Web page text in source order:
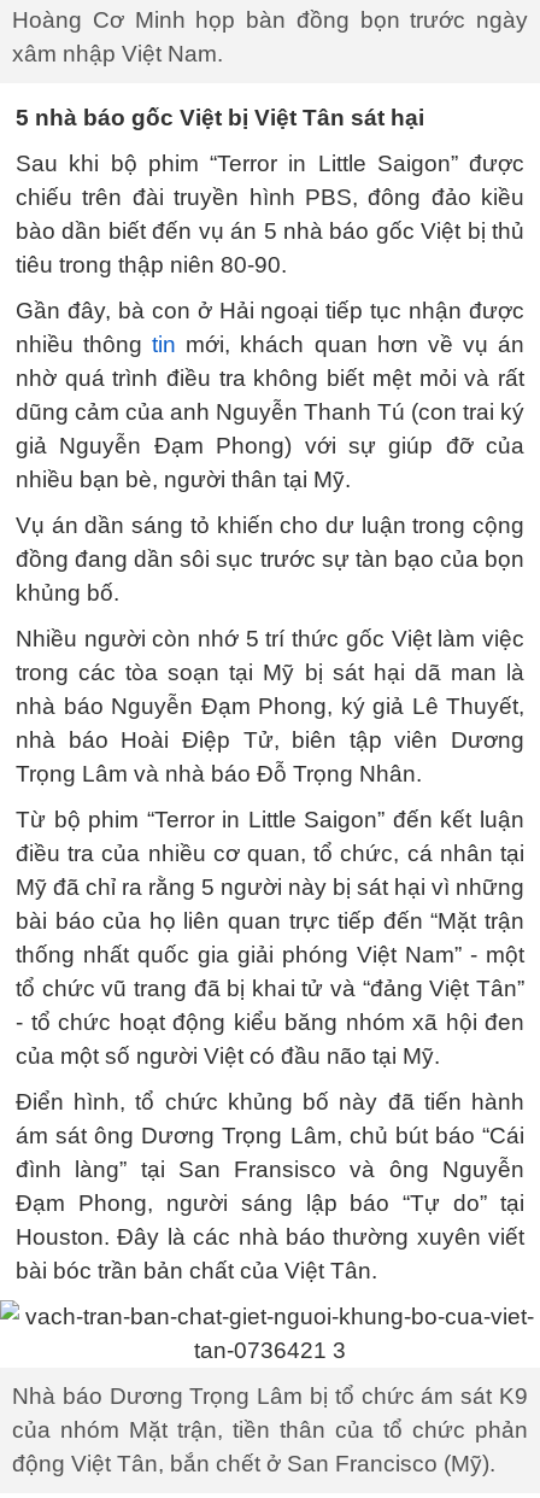
Hoàng Cơ Minh họp bàn đồng bọn trước ngày
xâm nhập Việt Nam.
5 nhà báo gốc Việt bị Việt Tân sát hại
Sau khi bộ phim “Terror in Little Saigon” được
chiếu trên đài truyền hình PBS, đông đảo kiều
bào dần biết đến vụ án 5 nhà báo gốc Việt bị thủ
tiêu trong thập niên 80-90.
Gần đây, bà con ở Hải ngoại tiếp tục nhận được
nhiều thôngtin mới, khách quan hơn về vụ án
nhờ quá trình điều tra không biết mệt mỏi và rất
dũng cảm của anh Nguyễn Thanh Tú (con trai ký
giả Nguyễn Đạm Phong) với sự giúp đỡ của
nhiều bạn bè, người thân tại Mỹ.
Vụ án dần sáng tỏ khiến cho dư luận trong cộng
đồng đang dần sôi sục trước sự tàn bạo của bọn
khủng bố.
Nhiều người còn nhớ 5 trí thức gốc Việt làm việc
trong các tòa soạn tại Mỹ bị sát hại dã man là
nhà báo Nguyễn Đạm Phong, ký giả Lê Thuyết,
nhà báo Hoài Điệp Tử, biên tập viên Dương
Trọng Lâm và nhà báo Đỗ Trọng Nhân.
Từ bộ phim “Terror in Little Saigon” đến kết luận
điều tra của nhiều cơ quan, tổ chức, cá nhân tại
Mỹ đã chỉ ra rằng 5 người này bị sát hại vì những
bài báo của họ liên quan trực tiếp đến “Mặt trận
thống nhất quốc gia giải phóng Việt Nam” - một
tổ chức vũ trang đã bị khai tử và “đảng Việt Tân”
- tổ chức hoạt động kiểu băng nhóm xã hội đen
của một số người Việt có đầu não tại Mỹ.
Điển hình, tổ chức khủng bố này đã tiến hành
ám sát ông Dương Trọng Lâm, chủ bút báo “Cái
đình làng” tại San Fransisco và ông Nguyễn
Đạm Phong, người sáng lập báo “Tự do” tại
Houston. Đây là các nhà báo thường xuyên viết
bài bóc trần bản chất của Việt Tân.
Nhà báo Dương Trọng Lâm bị tổ chức ám sát K9
của nhóm Mặt trận, tiền thân của tổ chức phản
động Việt Tân, bắn chết ở San Francisco (Mỹ).